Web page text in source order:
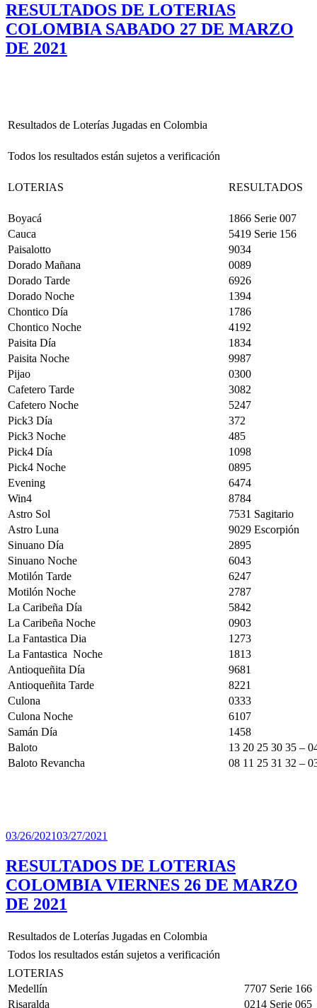
RESULTADOS DE LOTERIAS
COLOMBIA SABADO 27 DE MARZO
DE 2021
Resultados de Loterías Jugadas en Colombia
Todos los resultados están sujetos a verificación
LOTERIAS RESULTADOS
Boyacá
1866 Serie 007
Cauca
5419 Serie 156
Paisalotto
9034
Dorado Mañana
0089
Dorado Tarde
6926
Dorado Noche
1394
Chontico Día
1786
Chontico Noche
4192
Paisita Día
1834
Paisita Noche
9987
Pijao
0300
Cafetero Tarde
3082
Cafetero Noche
5247
Pick3 Día
372
Pick3 Noche
485
Pick4 Día
1098
Pick4 Noche
0895
Evening
6474
Win4
8784
Astro Sol
7531 Sagitario
Astro Luna
9029 Escorpión
Sinuano Día
2895
Sinuano Noche
6043
Motilón Tarde
6247
Motilón Noche
2787
La Caribeña Día
5842
La Caribeña Noche
0903
La Fantastica Dia
1273
La Fantastica Noche
1813
Antioqueñita Día
9681
Antioqueñita Tarde
8221
Culona
0333
Culona Noche
6107
Samán Día
1458
Baloto
13 20 25 30 35 –
Baloto Revancha
08 11 25 31 32 –
Publicado
03/26/202103/27/2021
RESULTADOS DE LOTERIAS
COLOMBIA VIERNES 26 DE MARZO
DE 2021
Resultados de Loterías Jugadas en Colombia
Todos los resultados están sujetos a verificación
LOTERIAS
Medellín
7707 Serie 166
Risaralda
0214 Serie 065